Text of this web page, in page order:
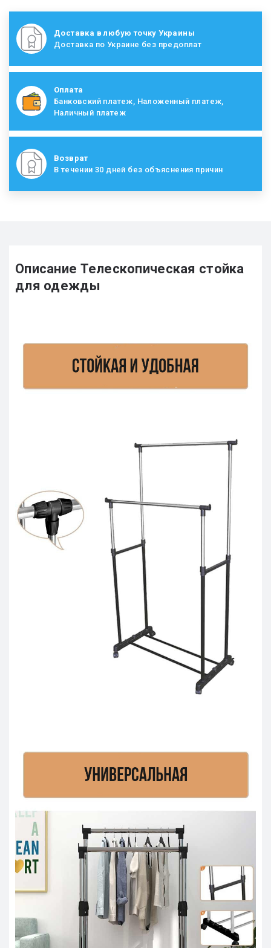
Доставка в любую точку Украины
Доставка по Украине без предоплат
Оплата
Банковский платеж, Наложенный платеж,
Наличный платеж
Возврат
В течении 30 дней без объяснения причин
Описание Телескопическая стойка
для одежды